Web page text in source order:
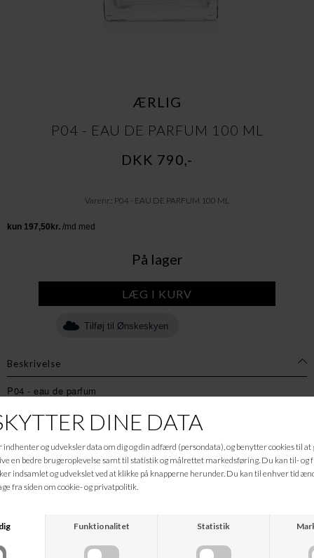
ÆRLIG
P04 - EAU DE PARFUM 100 ML
DKK 790,-
Varenr.: P04 - EAU DE PARFUM 100 ML
På lager
Tilføj til Ønskeskyen
Beskrivelse
P04 - eau de parfum
og sødme. Afrundes med et mix af krydrede dufte.
En vidunderlig duft med noter af blandt andet bergamot, mandarin,
sweet pea, wall flower og med bundnoter af amber og patchouli.
100 ml. | 15 ml.
Ingrediensliste (INCI) :fri for 73 allergener
Alcohol*, Parfum, Hexamethylindanopyran (2,6%), Tetramethyl
Damascone (0,004%).